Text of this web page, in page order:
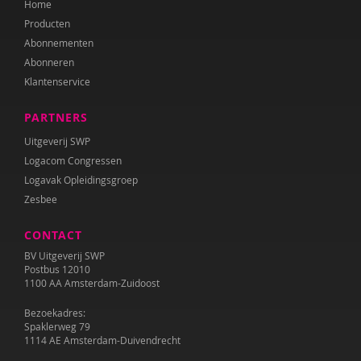
Kirsten Nøhr
Yasmine Oudriss-Kamouni
Anne Pennings
Bodine Romijn
Félice van der Sande
Wilma Schepers
Jeroen Schipper
Elly Singer
Sanne Spiero
Home
Producten
Abonnementen
Abonneren
Klantenservice
PARTNERS
Uitgeverij SWP
Logacom Congressen
Logavak Opleidingsgroep
Zesbee
CONTACT
BV Uitgeverij SWP
Postbus 12010
1100 AA Amsterdam-Zuidoost
Bezoekadres:
Spaklerweg 79
1114 AE Amsterdam-Duivendrecht